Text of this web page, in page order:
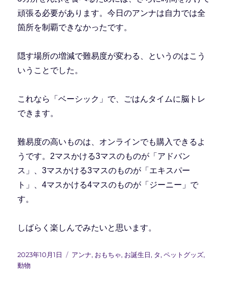
頑張る必要があります。今日のアンナは自力では全
箇所を制覇できなかったです。
隠す場所の増減で難易度が変わる、というのはこう
いうことでした。
これなら「ベーシック」で、ごはんタイムに脳トレ
できます。
難易度の高いものは、オンラインでも購入できるよ
うです。2マスかける3マスのものが「アドバン
ス」、3マスかける3マスのものが「エキスパー
ト」、4マスかける4マスのものが「ジーニー」で
す。
しばらく楽しんでみたいと思います。
投
稿
2023年10月1日
カ
アンナ, おもちゃ, お誕生日, タ,ペットグッズ,
動物